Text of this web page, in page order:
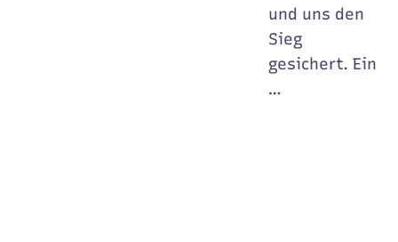
und uns den
Sieg
gesichert. Ein
…